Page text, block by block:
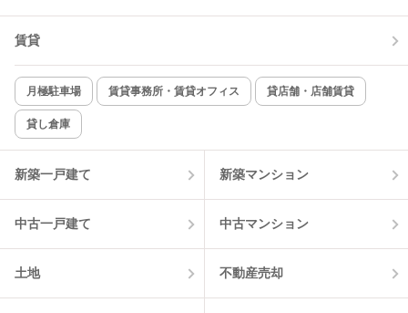
賃貸
月極駐車場 賃貸事務所・賃貸オフィス 貸店舗・店舗賃貸
貸し倉庫
新築一戸建て 新築マンション
中古一戸建て 中古マンション
土地 不動産売却